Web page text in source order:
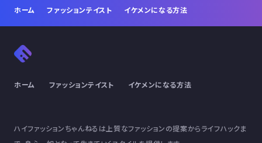
ホーム ファッションテイスト イケメンになる方法
ホーム ファッションテイスト イケメンになる方法
ハイファッションちゃんねるは上質なファッションの提案からライフハックま